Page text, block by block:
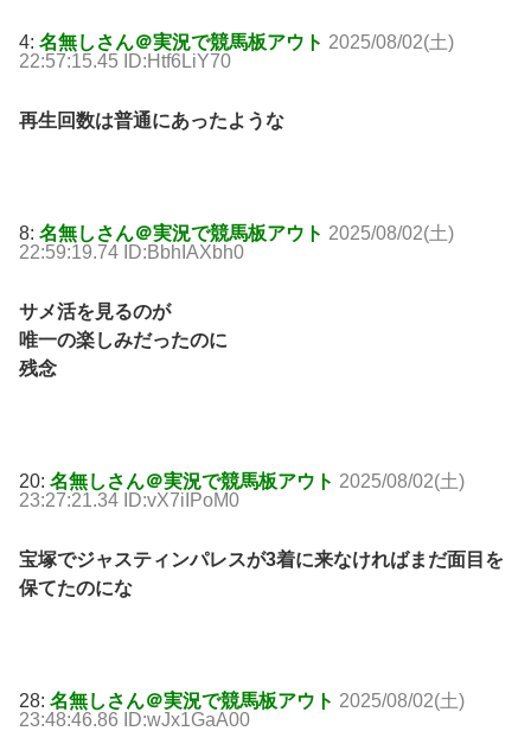
4: 名無しさん＠実況で競馬板アウト 2025/08/02(土)
22:57:15.45 ID:Htf6LiY70
再生回数は普通にあったような
8: 名無しさん＠実況で競馬板アウト 2025/08/02(土)
22:59:19.74 ID:BbhIAXbh0
サメ活を見るのが
唯一の楽しみだったのに
残念
20: 名無しさん＠実況で競馬板アウト 2025/08/02(土)
23:27:21.34 ID:vX7iIPoM0
宝塚でジャスティンパレスが3着に来なければまだ面目を
保てたのにな
28: 名無しさん＠実況で競馬板アウト 2025/08/02(土)
23:48:46.86 ID:wJx1GaA00